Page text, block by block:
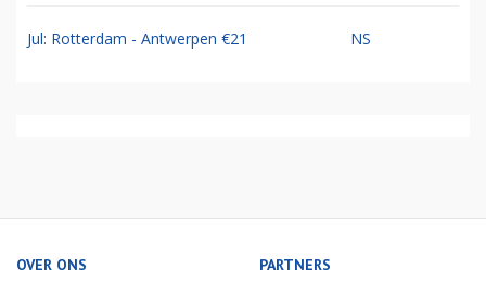
Jul: Rotterdam - Antwerpen €21 NS
OVER ONS PARTNERS